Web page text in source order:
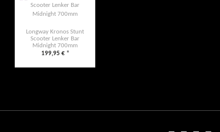
Longway Kronos Stunt
Scooter Lenker Bar
Midnight 700mm
199,95 € *